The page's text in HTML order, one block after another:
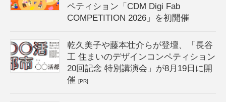
ペティション「CDM Digi Fab
COMPETITION 2026」を初開催
乾久美子や藤本壮介らが登壇、「長谷
工 住まいのデザインコンペティション
20回記念 特別講演会」が8月19日に開
催[PR]